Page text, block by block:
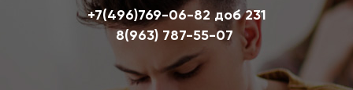
+7(496)769-06-82 доб 231
8(963) 787-55-07